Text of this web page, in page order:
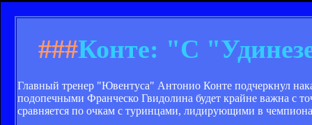
###Конте: "С
Главный тренер "Ювентуса" Антонио Конте подчеркнул
подопечными Франческо Гвидолина будет крайне важна с
сравняется по очкам с туринцами, лидирующими в